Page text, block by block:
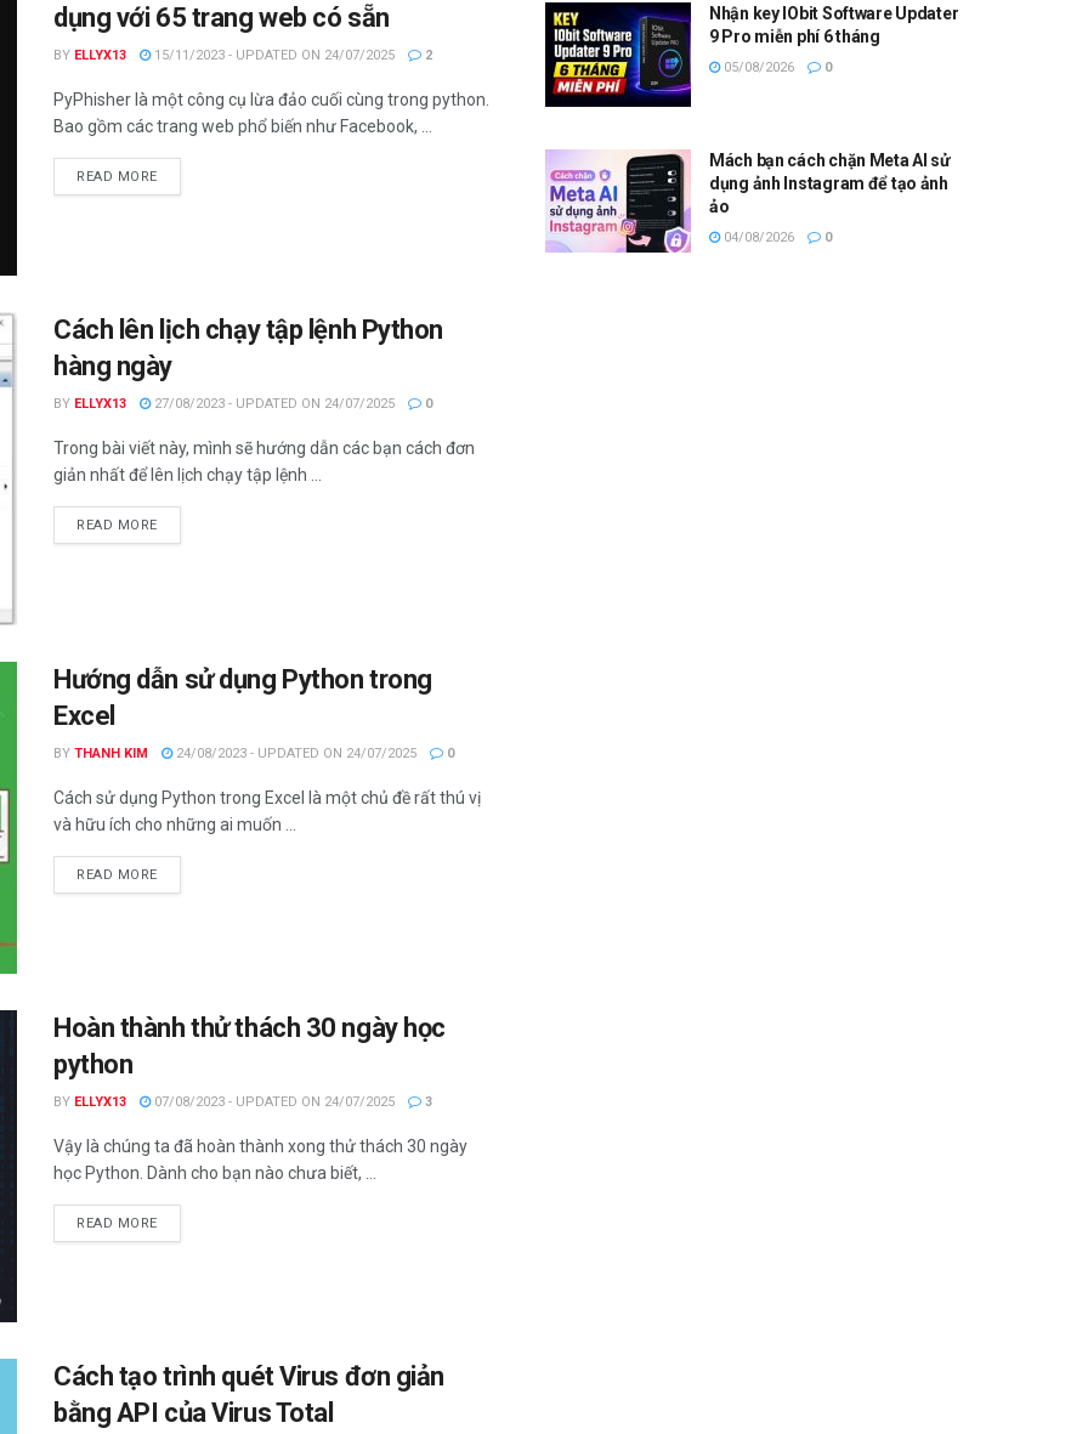
dụng với 65 trang web có sẵn
BY ELLYX13 15/11/2023 - UPDATED ON 24/07/2025 2
PyPhisher là một công cụ lừa đảo cuối cùng trong python.
Bao gồm các trang web phổ biến như Facebook, ...
READ MOREDETAILS
Cách lên lịch chạy tập lệnh Python
hàng ngày
BY ELLYX13 27/08/2023 - UPDATED ON 24/07/2025 0
Trong bài viết này, mình sẽ hướng dẫn các bạn cách đơn
giản nhất để lên lịch chạy tập lệnh ...
READ MOREDETAILS
Hướng dẫn sử dụng Python trong
Excel
BY THANH KIM 24/08/2023 - UPDATED ON 24/07/2025 0
Cách sử dụng Python trong Excel là một chủ đề rất thú vị
và hữu ích cho những ai muốn ...
READ MOREDETAILS
Hoàn thành thử thách 30 ngày học
python
BY ELLYX13 07/08/2023 - UPDATED ON 24/07/2025 3
Vậy là chúng ta đã hoàn thành xong thử thách 30 ngày
học Python. Dành cho bạn nào chưa biết, ...
READ MOREDETAILS
Cách tạo trình quét Virus đơn giản
bằng API của Virus Total
Nhận key IObit Software Updater
9 Pro miễn phí 6 tháng
05/08/2026 0
Mách bạn cách chặn Meta AI sử
dụng ảnh Instagram để tạo ảnh
ảo
04/08/2026 0